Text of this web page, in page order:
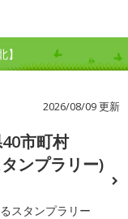
2026/08/09 更新
市町村
ンプラリー)
スタンプラリー